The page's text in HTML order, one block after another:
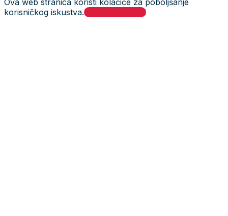
Ova web stranica koristi kolačiće za poboljšanje
korisničkog iskustva.Prihvati i zatvori